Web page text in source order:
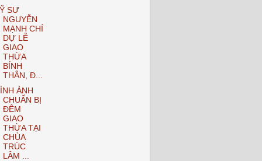
SƯ
NGUYỄN
MẠNH CHÍ
DỰ LỄ
GIAO
THỪA
BÍNH
THÂN, Đ...
ẢNH
CHUẨN BỊ
ĐÊM
GIAO
THỪA TẠI
CHÙA
TRÚC
LÂM ...